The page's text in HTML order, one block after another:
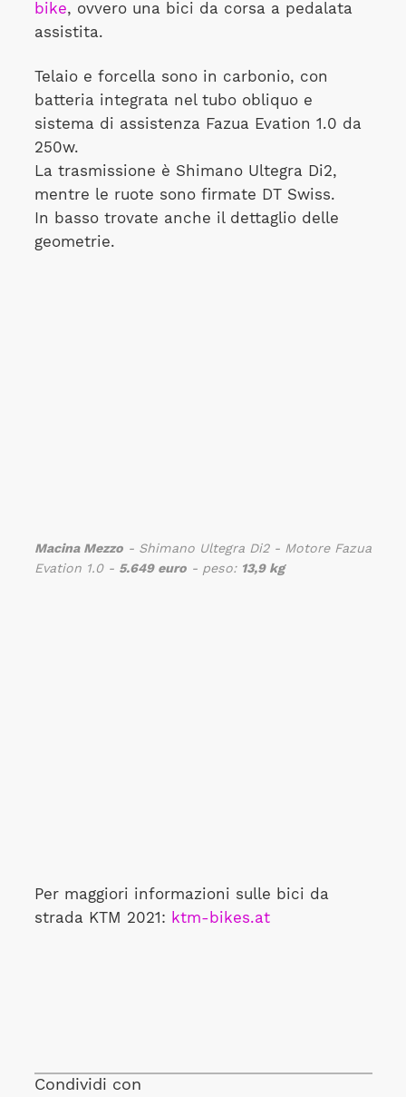
bike, ovvero una bici da corsa a pedalata
assistita.
Telaio e forcella sono in carbonio, con
batteria integrata nel tubo obliquo e
sistema di assistenza Fazua Evation 1.0 da
250w.
La trasmissione è Shimano Ultegra Di2,
mentre le ruote sono firmate DT Swiss.
In basso trovate anche il dettaglio delle
geometrie.
Macina Mezzo- Shimano Ultegra Di2 - Motore Fazua
Evation 1.0 - 5.649 euro- peso: 13,9 kg
Per maggiori informazioni sulle bici da
strada KTM 2021: ktm-bikes.at
Condividi con